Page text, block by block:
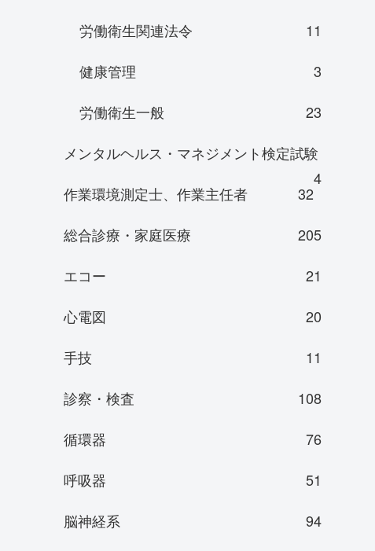
労働衛生関連法令
11
健康管理
3
労働衛生一般
23
メンタルヘルス・マネジメント検定試験
4
作業環境測定士、作業主任者
32
総合診療・家庭医療
205
エコー
21
心電図
20
手技
11
診察・検査
108
循環器
76
呼吸器
51
脳神経系
94